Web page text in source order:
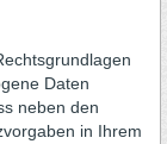
Daten
neben den
in Ihrem